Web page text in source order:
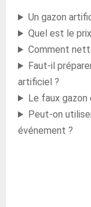
Un gazon
Quel est le
Comment
Faut-il
artificiel ?
Le faux gazon
Peut-on
événement ?